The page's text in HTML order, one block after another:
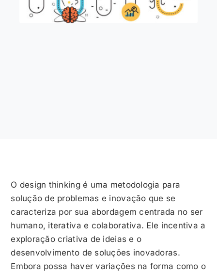
O design thinking é uma metodologia para
solução de problemas e inovação que se
caracteriza por sua abordagem centrada no ser
humano, iterativa e colaborativa. Ele incentiva a
exploração criativa de ideias e o
desenvolvimento de soluções inovadoras.
Embora possa haver variações na forma como o